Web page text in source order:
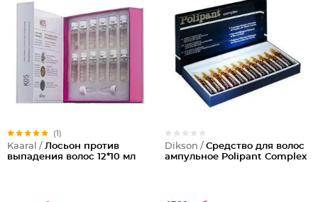
(1)
Kaaral / Лосьон против
выпадения волос 12*10 мл
Dikson / Средство для волос
ампульное Polipant Complex